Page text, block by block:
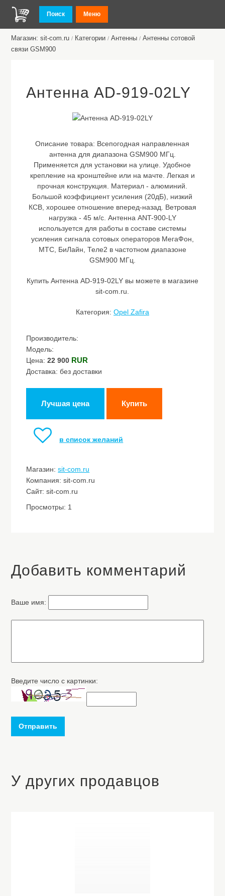
Поиск Меню
Магазин: sit-com.ru / Категории / Антенны / Антенны сотовой
связи GSM900
Антенна AD-919-02LY
Описание товара: Всепогодная направленная
антенна для диапазона GSM900 МГц.
Применяется для установки на улице. Удобное
крепление на кронштейне или на мачте. Легкая и
прочная конструкция. Материал - алюминий.
Большой коэффициент усиления (20дБ), низкий
КСВ, хорошее отношение вперед-назад. Ветровая
нагрузка - 45 м/с. Антенна ANT-900-LY
используется для работы в составе системы
усиления сигнала сотовых операторов МегаФон,
МТС, БиЛайн, Теле2 в частотном диапазоне
GSM900 МГц.
Купить Антенна AD-919-02LY вы можете в магазине
sit-com.ru.
Категория: Opel Zafira
Производитель:
Модель:
Цена:22 900 RUR
Доставка: без доставки
Лучшая цена Купить
в список желаний
Магазин:sit-com.ru
Компания: sit-com.ru
Сайт: sit-com.ru
Просмотры: 1
Добавить комментарий
Ваше имя:
Введите число с картинки:
Отправить
У других продавцов